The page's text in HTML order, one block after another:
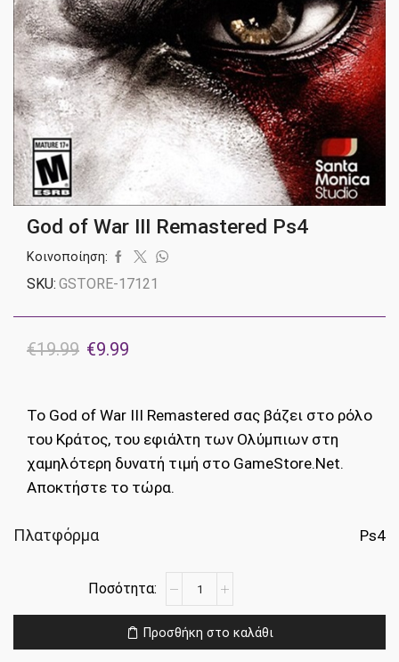
God of War III Remastered Ps4
Κοινοποίηση:
SKU: GSTORE-17121
€19.99 Original
was:
€19.99.
€9.99
τιμή
είναι:
€9.99.
Το God of War III Remastered σας βάζει στο ρόλο
του Κράτος, του εφιάλτη των Ολύμπιων στη
χαμηλότερη δυνατή τιμή στο GameStore.Net.
Αποκτήστε το τώρα.
Πλατφόρμα Ps4
War
III
Προσθήκη στο καλάθι